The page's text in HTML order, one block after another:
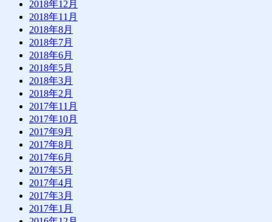
2018年12月
2018年11月
2018年8月
2018年7月
2018年6月
2018年5月
2018年3月
2018年2月
2017年11月
2017年10月
2017年9月
2017年8月
2017年6月
2017年5月
2017年4月
2017年3月
2017年1月